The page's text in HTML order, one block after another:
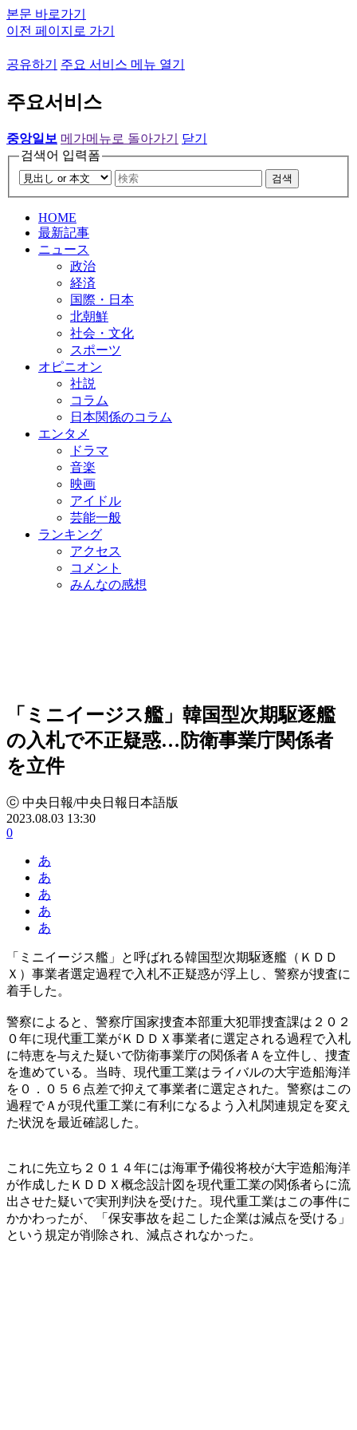
본문 바로가기
이전 페이지로 가기
공유하기 주요 서비스 메뉴 열기
주요서비스
중앙일보 메가메뉴로 돌아가기
닫기
검색어 입력폼
검색
HOME
最新記事
ニュース
政治
経済
国際・日本
北朝鮮
社会・文化
スポーツ
オピニオン
社説
コラム
日本関係のコラム
エンタメ
ドラマ
音楽
映画
アイドル
芸能一般
ランキング
アクセス
コメント
みんなの感想
「ミニイージス艦」韓国型次期駆逐艦
の入札で不正疑惑…防衛事業庁関係者
を立件
ⓒ 中央日報/中央日報日本語版
2023.08.03 13:30
0
あ
あ
あ
あ
あ
「ミニイージス艦」と呼ばれる韓国型次期駆逐艦（ＫＤＤ
Ｘ）事業者選定過程で入札不正疑惑が浮上し、警察が捜査に
着手した。
警察によると、警察庁国家捜査本部重大犯罪捜査課は２０２
０年に現代重工業がＫＤＤＸ事業者に選定される過程で入札
に特恵を与えた疑いで防衛事業庁の関係者Ａを立件し、捜査
を進めている。当時、現代重工業はライバルの大宇造船海洋
を０．０５６点差で抑えて事業者に選定された。警察はこの
過程でＡが現代重工業に有利になるよう入札関連規定を変え
た状況を最近確認した。
これに先立ち２０１４年には海軍予備役将校が大宇造船海洋
が作成したＫＤＤＸ概念設計図を現代重工業の関係者らに流
出させた疑いで実刑判決を受けた。現代重工業はこの事件に
かかわったが、「保安事故を起こした企業は減点を受ける」
という規定が削除され、減点されなかった。